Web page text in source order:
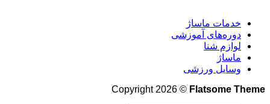
خدمات ماساژ
دوره‌های آموزشی
لوازم شنا
ماساژ
وسایل ورزشی
Copyright 2026 © Flatsome Theme